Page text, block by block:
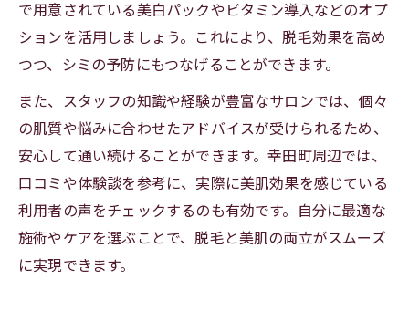
で用意されている美白パックやビタミン導入などのオプ
ションを活用しましょう。これにより、脱毛効果を高め
つつ、シミの予防にもつなげることができます。
また、スタッフの知識や経験が豊富なサロンでは、個々
の肌質や悩みに合わせたアドバイスが受けられるため、
安心して通い続けることができます。幸田町周辺では、
口コミや体験談を参考に、実際に美肌効果を感じている
利用者の声をチェックするのも有効です。自分に最適な
施術やケアを選ぶことで、脱毛と美肌の両立がスムーズ
に実現できます。